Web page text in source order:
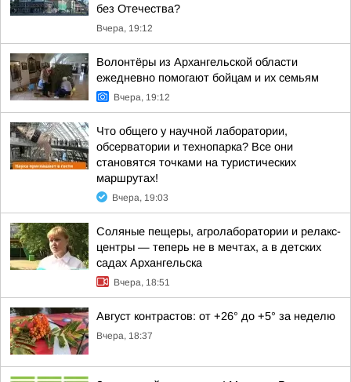
без Отечества?
Вчера, 19:12
Волонтёры из Архангельской области
ежедневно помогают бойцам и их семьям
Вчера, 19:12
Что общего у научной лаборатории,
обсерватории и технопарка? Все они
становятся точками на туристических
маршрутах!
Вчера, 19:03
Соляные пещеры, агролаборатории и релакс-
центры — теперь не в мечтах, а в детских
садах Архангельска
Вчера, 18:51
Август контрастов: от +26° до +5° за неделю
Вчера, 18:37